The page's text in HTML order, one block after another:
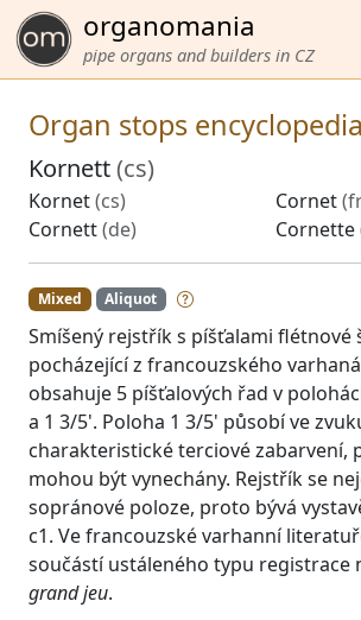
organomania
pipe organs and builders in CZ
Organ stops encyclopedia
Kornett(cs)
Kornet(cs)
Cornett(de)
Cornet
Cornette
Mixed Aliquot
Smíšený rejstřík s píšťalami flétnové
pocházející z francouzského
obsahuje 5 píšťalových řad v
a 1 3/5'. Poloha 1 3/5' působí ve
charakteristické terciové zabarvení,
mohou být vynechány. Rejstřík se
sopránové poloze, proto bývá
c1. Ve francouzské varhanní
součástí ustáleného typu registrace
grand jeu.